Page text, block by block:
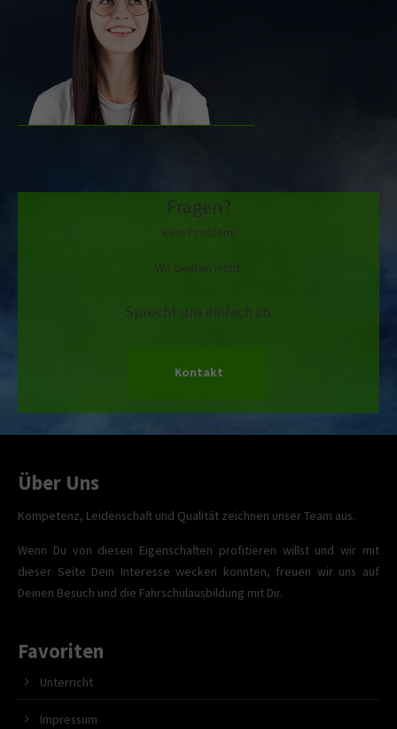
Fragen?
Kein Problem!
Wir beißen nicht.
Sprecht uns einfach an.
Kontakt
Über Uns
Kompetenz, Leidenschaft und Qualität zeichnen unser Team aus.
Wenn Du von diesen Eigenschaften profitieren willst und wir mit
dieser Seite Dein Interesse wecken konnten, freuen wir uns auf
Deinen Besuch und die Fahrschulausbildung mit Dir.
Favoriten
Unterricht
Impressum